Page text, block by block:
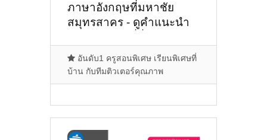
ภาษาอังกฤษที่มหาชัย
สมุทรสาคร - ดูคำแนะนำ
อันดับ1 ครูสอนพิเศษ เรียนพิเศษที่
บ้าน กับทีมติวเตอร์คุณภาพ